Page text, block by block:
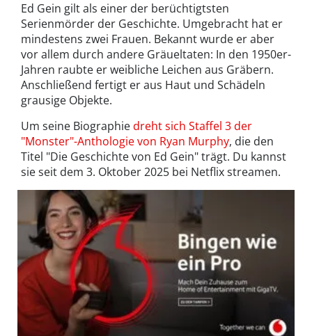
Ed Gein gilt als einer der berüchtigtsten
Serienmörder der Geschichte. Umgebracht hat er
mindestens zwei Frauen. Bekannt wurde er aber
vor allem durch andere Gräueltaten: In den 1950er-
Jahren raubte er weibliche Leichen aus Gräbern.
Anschließend fertigt er aus Haut und Schädeln
grausige Objekte.
Um seine Biographiedreht sich Staffel 3 der
"Monster"-Anthologie von Ryan Murphy, die den
Titel "Die Geschichte von Ed Gein" trägt. Du kannst
sie seit dem 3. Oktober 2025 bei Netflix streamen.